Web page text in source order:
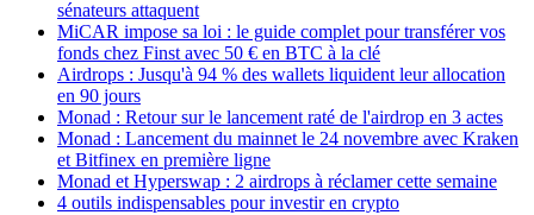
sénateurs attaquent
MiCAR impose sa loi : le guide complet pour transférer vos
fonds chez Finst avec 50 € en BTC à la clé
Airdrops : Jusqu'à 94 % des wallets liquident leur allocation
en 90 jours
Monad : Retour sur le lancement raté de l'airdrop en 3 actes
Monad : Lancement du mainnet le 24 novembre avec Kraken
et Bitfinex en première ligne
Monad et Hyperswap : 2 airdrops à réclamer cette semaine
4 outils indispensables pour investir en crypto